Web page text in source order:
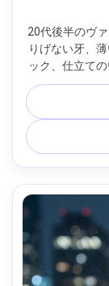
20代後半のヴ
りげない牙、
ック、仕立て
える書棚とは
ンライトとク
ローズアップ
な肌の質感、